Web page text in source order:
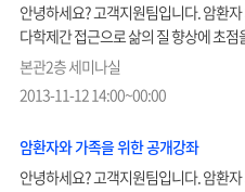
안녕하세요? 고객지원팀입니다. 암환
다학제간 접근으로 삶의 질 향상에 초
소통의 장을 마련하고자 다음과 같이 공
교육은 암환자 가족의 관계를 증진시키
환자와 가족의 스트레스 완화를 위한 명
본관2층 세미나실
2013-11-12 14:00~00:00
암환자와 가족을 위한 공개강좌
안녕하세요? 고객지원팀입니다. 암환